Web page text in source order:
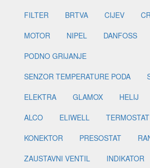
FILTER
BRTVA CIJEV
MOTOR
NIPEL
DANFOSS
PODNO GRIJANJE
SENZOR TEMPERATURE PODA
ELEKTRA
GLAMOX HELIJ
ALCO
ELIWELL TERMOSTAT
KONEKTOR
PRESOSTAT
ZAUSTAVNI VENTIL
INDIKATOR